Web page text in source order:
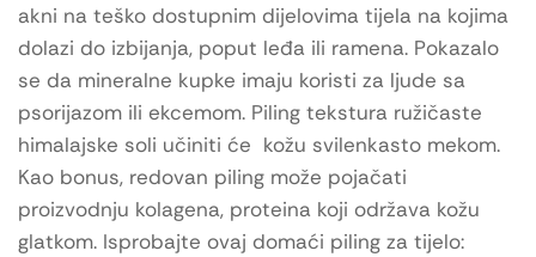
akni na teško dostupnim dijelovima tijela na kojima
dolazi do izbijanja, poput leđa ili ramena. Pokazalo
se da mineralne kupke imaju koristi za ljude sa
psorijazom ili ekcemom. Piling tekstura ružičaste
himalajske soli učiniti će kožu svilenkasto mekom.
Kao bonus, redovan piling može pojačati
proizvodnju kolagena, proteina koji održava kožu
glatkom. Isprobajte ovaj domaći piling za tijelo: